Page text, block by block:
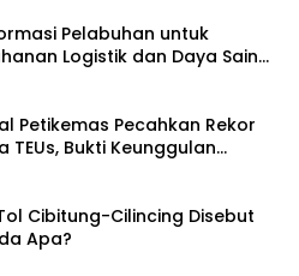
Pelabuhan untuk
Logistik dan Daya Saing
Petikemas Pecahkan Rekor
TEUs, Bukti Keunggulan
Cibitung-Cilincing Disebut
Apa?